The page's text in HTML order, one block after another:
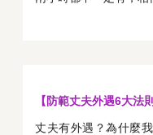
【防範丈夫外遇6大法則
丈夫有外遇？為什麼